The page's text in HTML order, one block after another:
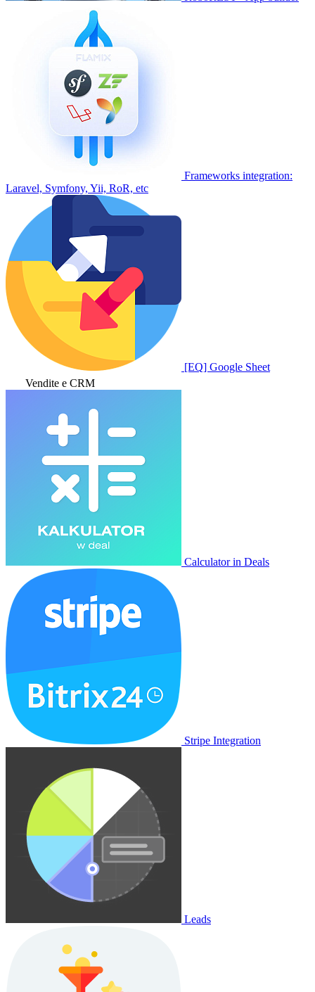
Frameworks integration:
Laravel, Symfony, Yii, RoR, etc
[EQ] Google Sheet
Vendite e CRM
Calculator in Deals
Stripe Integration
Leads